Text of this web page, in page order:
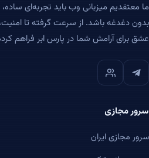
ما معتقدیم میزبانی وب باید تجربه‌ای
بدون دغدغه باشد. از سرعت گرفته تا
عشق برای آرامش شما در پارس ابر فراهم
سرور مجازی
سرور مجازی ایران